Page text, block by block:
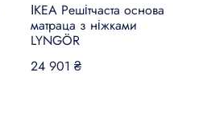
ІКЕА Решітчаста основа
матраца з ніжками
LYNGÖR
24 901 ₴